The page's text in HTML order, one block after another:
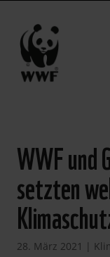
WWF und
setzten
28. März 2021 |